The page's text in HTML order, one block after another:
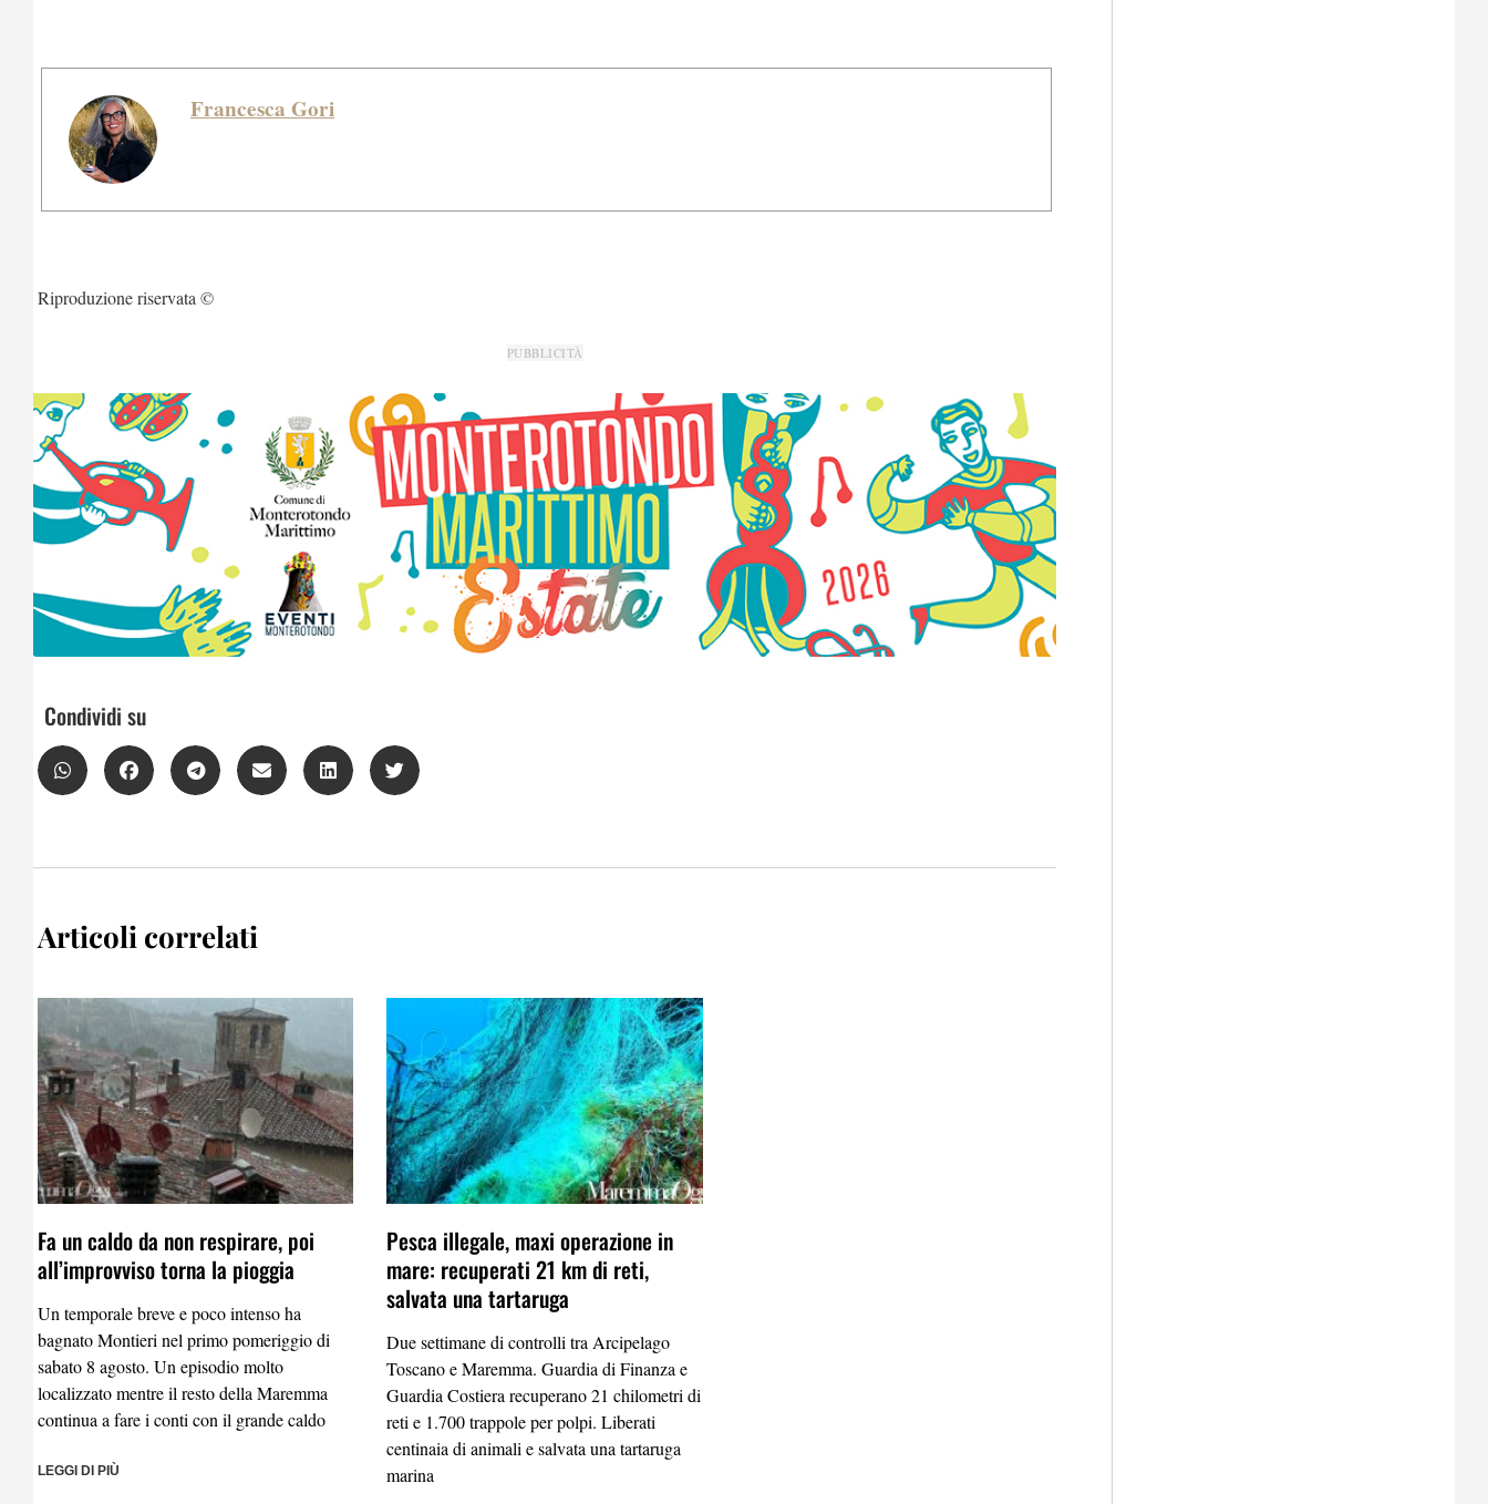
Francesca Gori
Riproduzione riservata ©
PUBBLICITÀ
Condividi su
Articoli correlati
Fa un caldo da non respirare, poi
all’improvviso torna la pioggia
Un temporale breve e poco intenso ha
bagnato Montieri nel primo pomeriggio di
sabato 8 agosto. Un episodio molto
localizzato mentre il resto della Maremma
continua a fare i conti con il grande caldo
LEGGI DI PIÙ
Pesca illegale, maxi operazione in
mare: recuperati 21 km di reti,
salvata una tartaruga
Due settimane di controlli tra Arcipelago
Toscano e Maremma. Guardia di Finanza e
Guardia Costiera recuperano 21 chilometri di
reti e 1.700 trappole per polpi. Liberati
centinaia di animali e salvata una tartaruga
marina